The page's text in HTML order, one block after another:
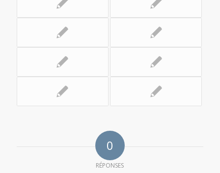
0
RÉPONSES